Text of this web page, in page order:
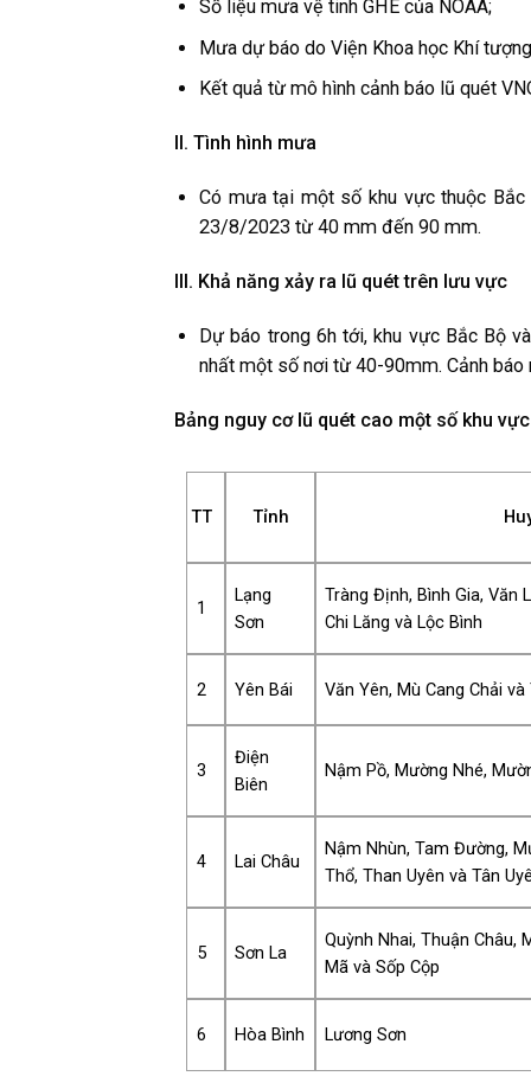
Số liệu mưa vệ tinh GHE của NOAA;
Mưa dự báo do Viện Khoa học Khí
Kết quả từ mô hình cảnh báo lũ quét
II. Tình hình mưa
Có mưa tại một số khu vực thuộc
23/8/2023 từ 40 mm đến 90 mm.
III. Khả năng xảy ra lũ quét trên lưu vực
Dự báo trong 6h tới, khu vực Bắc Bộ
nhất một số nơi từ 40-90mm. Cảnh
Bảng nguy cơ lũ quét cao một số khu vực
TT Tỉnh
1
Lạng
Sơn
Tràng Định, Bình Gia, Văn
Chi Lăng và Lộc Bình
2 Yên Bái Văn Yên, Mù Cang Chải và
3
Điện
Biên
Nậm Pồ, Mường Nhé,
4 Lai Châu
Nậm Nhùn, Tam Đường,
Thổ, Than Uyên và Tân
5 Sơn La
Quỳnh Nhai, Thuận Châu,
Mã và Sốp Cộp
6 Hòa Bình Lương Sơn